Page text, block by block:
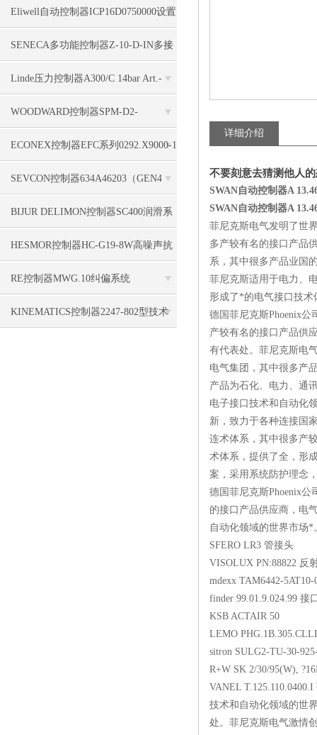
Eliwell自动控制器ICP16D0750000设置
简单
SENECA多功能控制器Z-10-D-IN多接
口
Linde压力控制器A300/C 14bar Art.-
Nr.: 7615885敏锐察觉
WOODWARD控制器SPM-D2-
1010B/YB显示明确
ECONEX控制器EFC系列0292.X9000-1
检测具有间歇性服务的火焰
SEVCON控制器634A46203（GEN4
SIZE6 48V650A）磁场定向控制
BIJUR DELIMON控制器SC400润滑系
统
HESMOR控制器HC-G19-8W高噪声抗
扰度
RE控制器MWG.10纠偏系统
KINEMATICS控制器2247-802型技术
详细介绍
不要刻意去猜测他人
SWAN自动控制器A
SWAN自动控制器A
菲尼克斯电气发明了世
多产较有名的接口产品
系，其中很多产品业国
菲尼克斯适用于电力、
形成了*的电气接口技术
德国菲尼克斯Phoenix
产较有名的接口产品供
有代表处。菲尼克斯电
电气集团，其中很多产
产品为石化、电力、通
电子接口技术和自动化
新，致力于各种连接国
连术体系，其中很多产
术体系，提供了全，形
案，采用系统防护理念
德国菲尼克斯Phoenix公
的接口产品供应商，电
自动化领域的世界市场
SFERO LR3 管接头
VISOLUX PN:88822 反
mdexx TAM6442-
finder 99.01.9.024.99 接
KSB ACTAIR 50
LEMO
sitron SULG2-TU-30-
R+W SK 2/30/95(W),
VANEL T.125.110.0400.I
技术和自动化领域的世
处。菲尼克斯电气激情